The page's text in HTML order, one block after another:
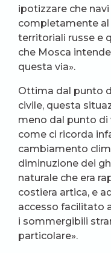
ipotizzare che
completamente al
territoriali russe e
che Mosca
questa via».
Ottima dal punto
civile, questa
meno dal punto
come ci ricorda
cambiamento
diminuzione dei
naturale che era
costiera artica, e
accesso facilitato
i sommergibili
particolare».